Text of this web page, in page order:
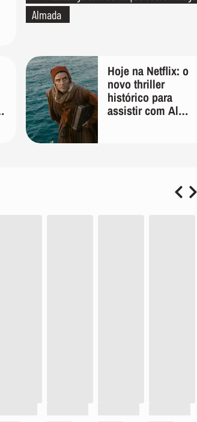
Almada
Hoje na Netflix: o
novo thriller
histórico para
assistir com Al